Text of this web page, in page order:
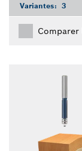
Variantes: 3